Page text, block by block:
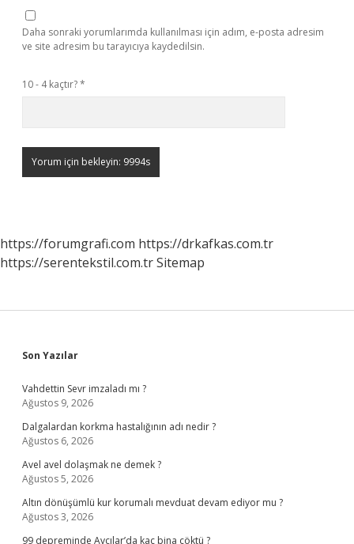
Daha sonraki yorumlarımda kullanılması için adım, e-posta adresim
ve site adresim bu tarayıcıya kaydedilsin.
10 - 4 kaçtır?*
https://forumgrafi.com https://drkafkas.com.tr
https://serentekstil.com.trSitemap
Sidebar
Son Yazılar
Vahdettin Sevr imzaladı mı ?
Ağustos 9, 2026
Dalgalardan korkma hastalığının adı nedir ?
Ağustos 6, 2026
Avel avel dolaşmak ne demek ?
Ağustos 5, 2026
Altın dönüşümlü kur korumalı mevduat devam ediyor mu ?
Ağustos 3, 2026
99 depreminde Avcılar’da kaç bina çöktü ?